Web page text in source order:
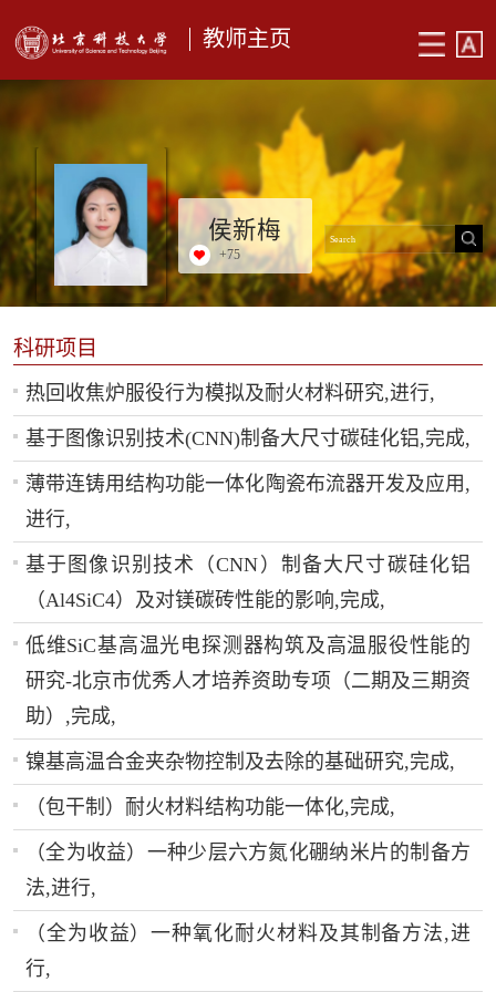
教师主页
侯新梅
+75
科研项目
热回收焦炉服役行为模拟及耐火材料研究,进行,
基于图像识别技术(CNN)制备大尺寸碳硅化铝,完成,
薄带连铸用结构功能一体化陶瓷布流器开发及应用,
进行,
基于图像识别技术（CNN）制备大尺寸碳硅化铝
（Al4SiC4）及对镁碳砖性能的影响,完成,
低维SiC基高温光电探测器构筑及高温服役性能的
研究-北京市优秀人才培养资助专项（二期及三期资
助）,完成,
镍基高温合金夹杂物控制及去除的基础研究,完成,
（包干制）耐火材料结构功能一体化,完成,
（全为收益）一种少层六方氮化硼纳米片的制备方
法,进行,
（全为收益）一种氧化耐火材料及其制备方法,进
行,